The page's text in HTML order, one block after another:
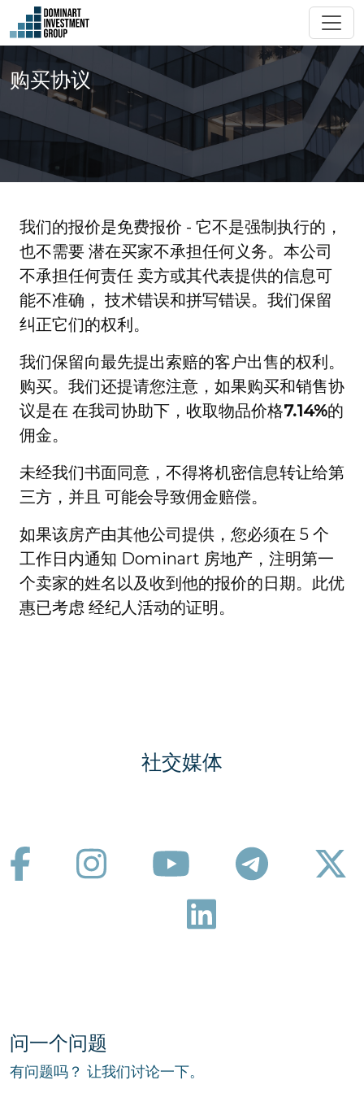
购买协议
我们的报价是免费报价 - 它不是强制执行的，
也不需要 潜在买家不承担任何义务。本公司
不承担任何责任 卖方或其代表提供的信息可
能不准确， 技术错误和拼写错误。我们保留
纠正它们的权利。
我们保留向最先提出索赔的客户出售的权利。
购买。我们还提请您注意，如果购买和销售协
议是在 在我司协助下，收取物品价格7.14%的
佣金。
未经我们书面同意，不得将机密信息转让给第
三方，并且 可能会导致佣金赔偿。
如果该房产由其他公司提供，您必须在 5 个
工作日内通知 Dominart 房地产，注明第一
个卖家的姓名以及收到他的报价的日期。此优
惠已考虑 经纪人活动的证明。
社交媒体
问一个问题
有问题吗？ 让我们讨论一下。